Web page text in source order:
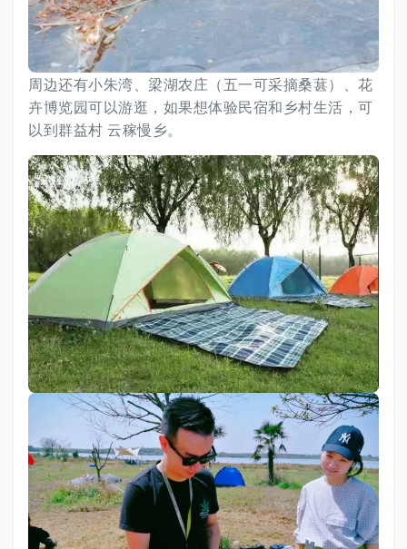
周边还有小朱湾、梁湖农庄（五一可采摘桑葚）、花
卉博览园可以游逛，如果想体验民宿和乡村生活，可
以到群益村 云稼慢乡。